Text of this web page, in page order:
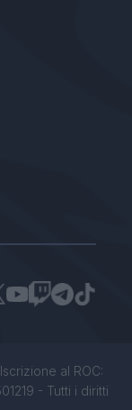
al ROC:
- Tutti i diritti